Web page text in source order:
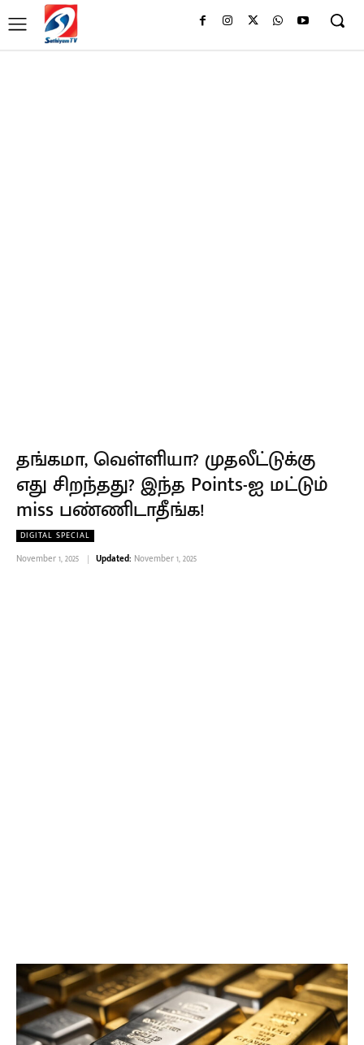
தங்கமா, வெள்ளியா? முதலீட்டுக்கு
எது சிறந்தது? இந்த Points-ஐ மட்டும்
miss பண்ணிடாதீங்க!
DIGITAL SPECIAL
November 1, 2025 Updated: November 1, 2025